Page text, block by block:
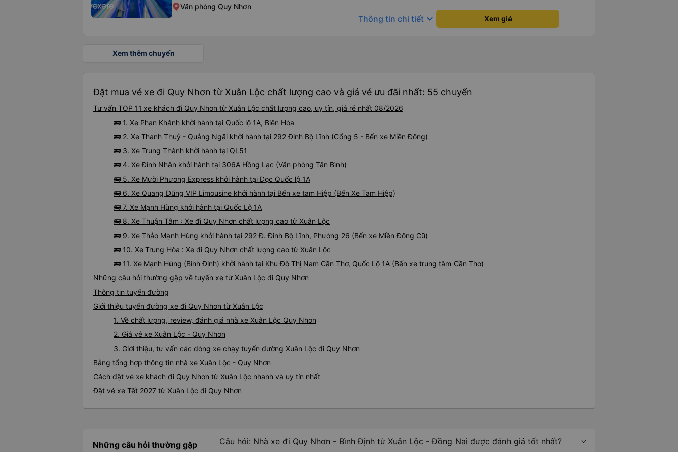
Văn phòng Quy Nhơn
bị phản ánh thì đừng trừ lương bạn ấy nha. Nếu bạn ấy bị trừ
thì bảo bạn ấy liên hệ sđt của mình, mình hỗ trợ ạ. Số mình
10/10.
Thông tin chi tiết keyboard_arrow_down Xem giá
Xem thêm chuyến
Đặt mua vé xe đi Quy Nhơn từ Xuân Lộc chất lượng cao và giá vé ưu đãi nhất: 55 chuyến
Tư vấn TOP 11 xe khách đi Quy Nhơn từ Xuân Lộc chất lượng cao, uy tín, giá rẻ nhất 08/2026
🚌 1. Xe Phan Khánh khởi hành tại Quốc lộ 1A, Biên Hòa
🚌 2. Xe Thanh Thuỷ - Quảng Ngãi khởi hành tại 292 Đinh Bộ Lĩnh (Cổng 5 - Bến xe Miền Đông)
🚌 3. Xe Trung Thành khởi hành tại QL51
🚌 4. Xe Đình Nhân khởi hành tại 306A Hồng Lạc (Văn phòng Tân Bình)
🚌 5. Xe Mười Phương Express khởi hành tại Dọc Quốc lộ 1A
🚌 6. Xe Quang Dũng VIP Limousine khởi hành tại Bến xe tam Hiệp (Bến Xe Tam Hiệp)
🚌 7. Xe Mạnh Hùng khởi hành tại Quốc Lộ 1A
🚌 8. Xe Thuận Tâm : Xe đi Quy Nhơn chất lượng cao từ Xuân Lộc
🚌 9. Xe Thảo Mạnh Hùng khởi hành tại 292 Đ. Đinh Bộ Lĩnh, Phường 26 (Bến xe Miền Đông Cũ)
🚌 10. Xe Trung Hòa : Xe đi Quy Nhơn chất lượng cao từ Xuân Lộc
🚌 11. Xe Mạnh Hùng (Bình Định) khởi hành tại Khu Đô Thị Nam Cần Thơ, Quốc Lộ 1A (Bến xe trung tâm Cần Thơ)
Những câu hỏi thường gặp về tuyến xe từ Xuân Lộc đi Quy Nhơn
Thông tin tuyến đường
Giới thiệu tuyến đường xe đi Quy Nhơn từ Xuân Lộc
1. Về chất lượng, review, đánh giá nhà xe Xuân Lộc Quy Nhơn
2. Giá vé xe Xuân Lộc - Quy Nhơn
3. Giới thiệu, tư vấn các dòng xe chạy tuyến đường Xuân Lộc đi Quy Nhơn
Bảng tổng hợp thông tin nhà xe Xuân Lộc - Quy Nhơn
Cách đặt vé xe khách đi Quy Nhơn từ Xuân Lộc nhanh và uy tín nhất
Đặt vé xe Tết 2027 từ Xuân Lộc đi Quy Nhơn
Những câu hỏi thường gặp Câu hỏi: Nhà xe đi Quy Nhơn - Bình Định từ Xuân Lộc - Đồng Nai được đánh giá tốt nhất?